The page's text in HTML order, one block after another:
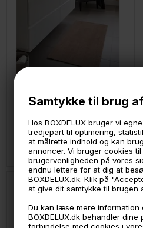
Samtykke til brug
Hos BOXDELUX bruger vi
tredjepart til optimering,
at målrette indhold og kan
annoncer. Vi bruger cookies
brugervenligheden på vores
endnu lettere for at dig at
BOXDELUX.dk. Klik på
at give dit samtykke til brugen
Du kan læse mere information
BOXDELUX.dk behandler
LÆG I KURVEN
Tica smudsmåtte 67x120 cm. Sandfarvet. Unicolor
629,-
På lager